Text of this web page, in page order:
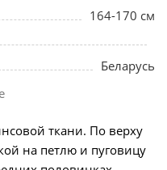
164-170 см
Беларусь
ткани. По верху
на петлю и пуговицу